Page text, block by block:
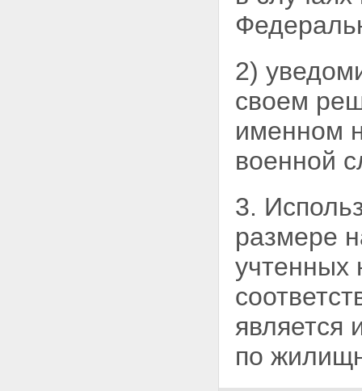
2)
своем
именном
военной
3.
размере
является
по